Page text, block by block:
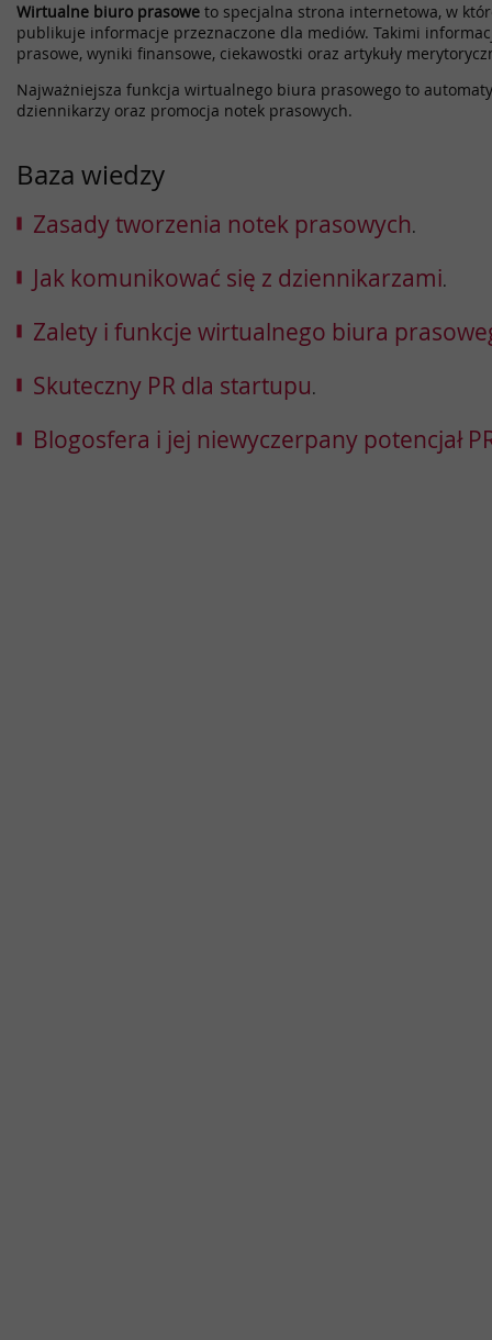
Wirtualne biuro prasowe to specjalna strona internetowa, w
publikuje informacje przeznaczone dla mediów. Takimi
prasowe, wyniki finansowe, ciekawostki oraz artykuły
Najważniejsza funkcja wirtualnego biura prasowego to
dziennikarzy oraz promocja notek prasowych.
Baza wiedzy
Zasady tworzenia notek prasowych.
Jak komunikować się z dziennikarzami.
Zalety i funkcje wirtualnego biura
Skuteczny PR dla startupu.
Blogosfera i jej niewyczerpany potencjał